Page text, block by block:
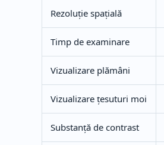
Rezoluție spațială
Timp de examinare
Vizualizare plămâni
Vizualizare țesuturi moi
Substanță de contrast